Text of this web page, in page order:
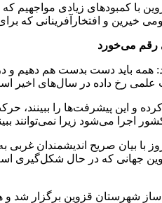
با کمبودهای زیادی مواجهیم
خیرین و افتخارآفرینانی
رقم می‌خورد
باید دست بدست هم دهیم و
علمی رخ داده در سال‌های اخیر
کرده و این پیشرفت‌ها را
اجرا می‌شود زیرا نمی‌توانند
با بیان صریح اندیشمندان
جهانی که در حال
شهرستان قزوین برگزار